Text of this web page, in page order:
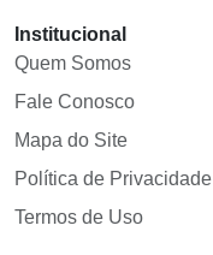
Institucional
Quem Somos
Fale Conosco
Mapa do Site
Política de Privacidade
Termos de Uso